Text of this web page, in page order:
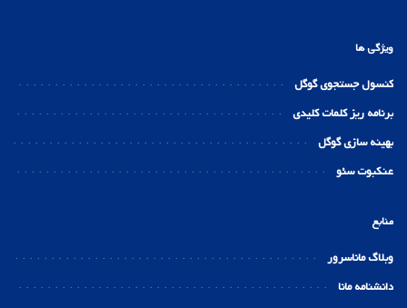
ویژگی ها
کنسول جستجوی گوگل
برنامه ریز کلمات کلیدی
بهینه سازی گوگل
عنکبوت سئو
منابع
وبلاگ ماناسرور
دانشنامه مانا